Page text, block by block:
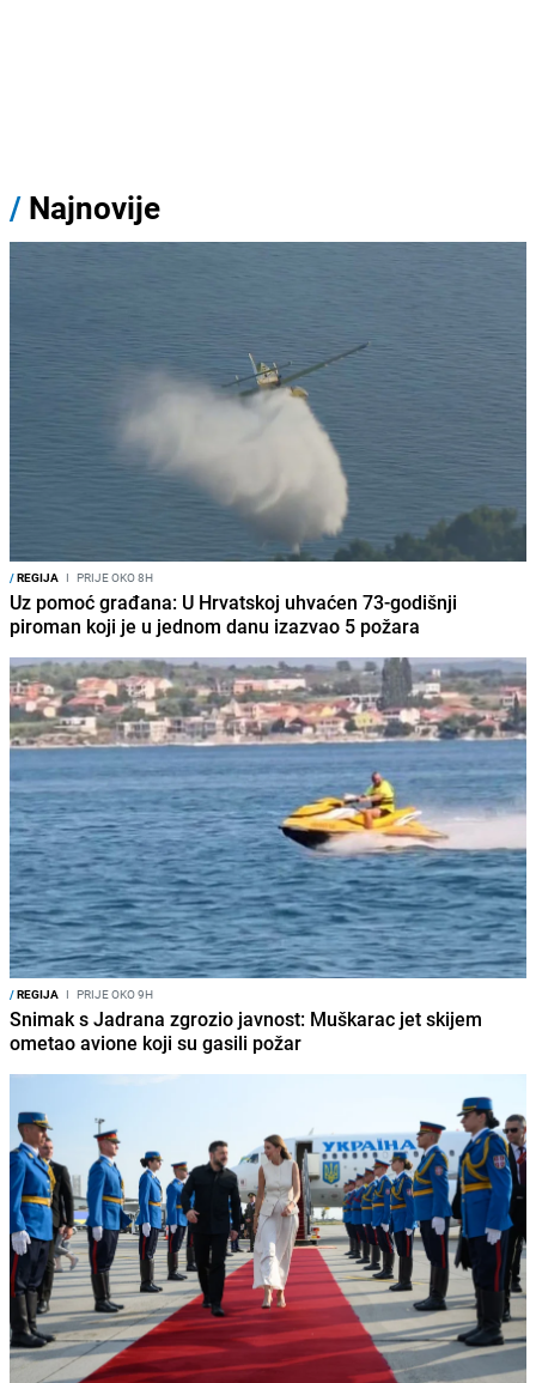
/ Najnovije
/REGIJA I PRIJE OKO 8H
Uz pomoć građana: U Hrvatskoj uhvaćen 73-godišnji
piroman koji je u jednom danu izazvao 5 požara
/REGIJA I PRIJE OKO 9H
Snimak s Jadrana zgrozio javnost: Muškarac jet skijem
ometao avione koji su gasili požar